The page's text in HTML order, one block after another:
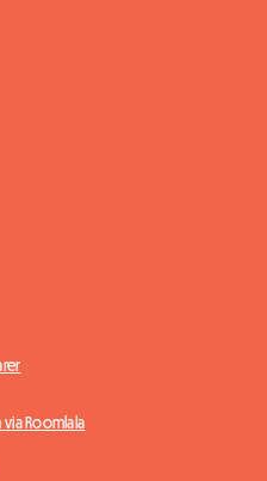
via Roomlala